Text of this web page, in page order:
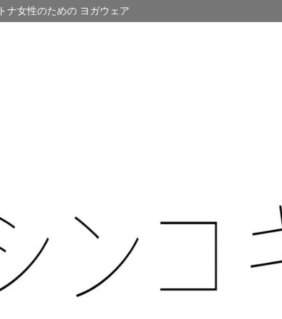
ナ女性のための ヨガウェア